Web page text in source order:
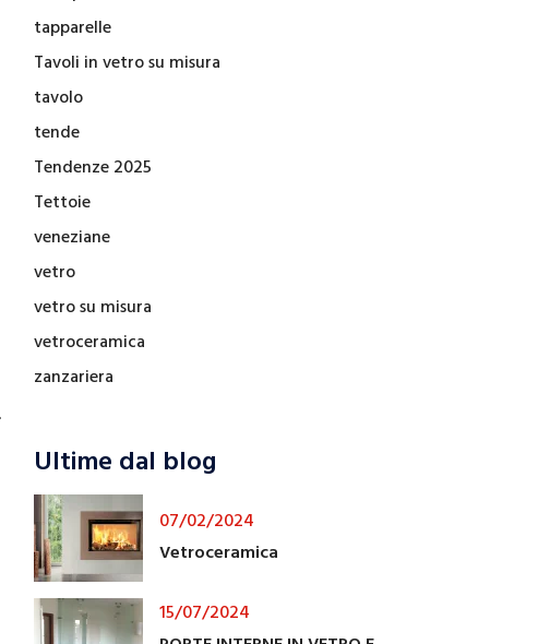
tapparelle
Tavoli in vetro su misura
tavolo
tende
Tendenze 2025
Tettoie
veneziane
vetro
vetro su misura
vetroceramica
zanzariera
Ultime dal blog
07/02/2024
Vetroceramica
15/07/2024